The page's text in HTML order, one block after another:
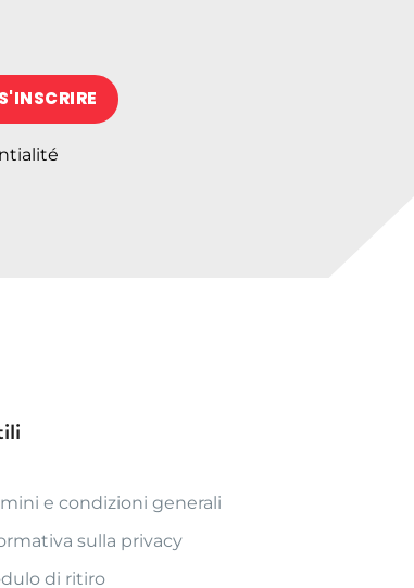
e condizioni generali
sulla privacy
di ritiro